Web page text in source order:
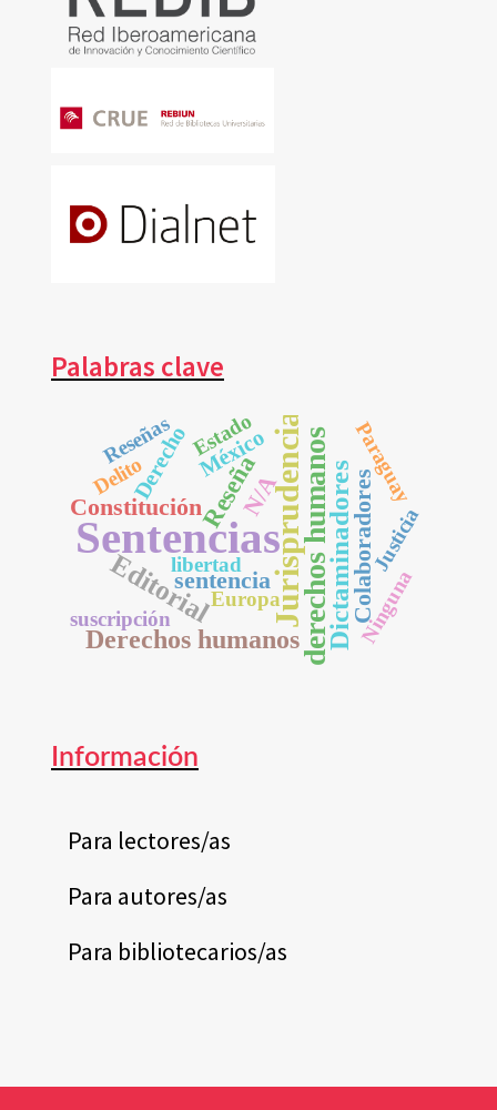
Palabras clave
SentenciasJurisprudenciaderechos humanos
Editorial Dictaminadores
Derechos humanos
Reseña
Constitución
sentencia
N/A Colaboradores
DerechoMéxico
suscripción
Estado
Reseñas
libertad
Paraguay
Europa Ninguna
Delito
Justicia
Información
Para lectores/as
Para autores/as
Para bibliotecarios/as